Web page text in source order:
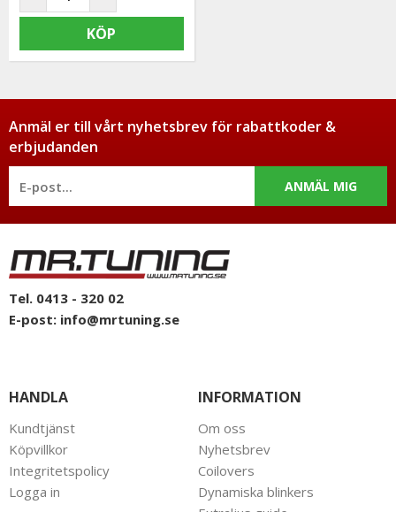
KÖP
Anmäl er till vårt nyhetsbrev för rabattkoder &
erbjudanden
ANMÄL MIG
Tel. 0413 - 320 02
E-post: info@mrtuning.se
HANDLA
Kundtjänst
Köpvillkor
Integritetspolicy
Logga in
INFORMATION
Om oss
Nyhetsbrev
Coilovers
Dynamiska blinkers